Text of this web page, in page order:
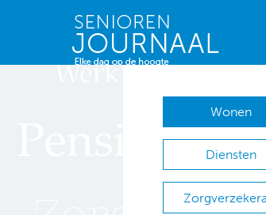
Wonen
Diensten